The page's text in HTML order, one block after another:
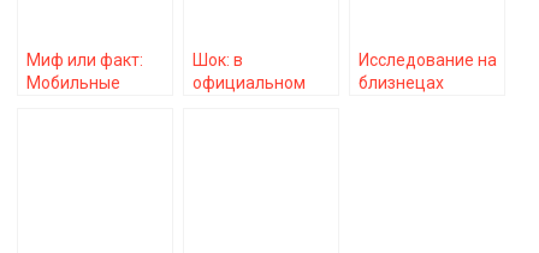
Миф или факт:
Мобильные
Шок: в
официальном
Исследование на
близнецах